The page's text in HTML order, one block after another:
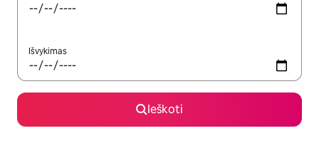
Išvykimas
Ieškoti